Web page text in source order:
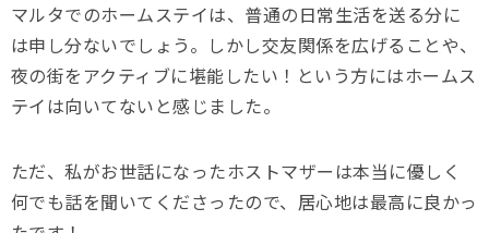
マルタでのホームステイは、普通の日常生活を送る分に
は申し分ないでしょう。しかし交友関係を広げることや、
夜の街をアクティブに堪能したい！という方にはホームス
テイは向いてないと感じました。
ただ、私がお世話になったホストマザーは本当に優しく
何でも話を聞いてくださったので、居心地は最高に良かっ